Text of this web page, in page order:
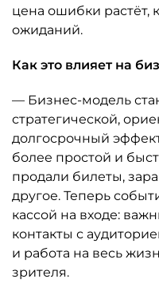
цена ошибки растёт,
ожиданий.
Как это влияет на
— Бизнес-модель
стратегической,
долгосрочный
более простой и
продали билеты,
другое. Теперь
кассой на входе:
контакты с
и работа на весь
зрителя.